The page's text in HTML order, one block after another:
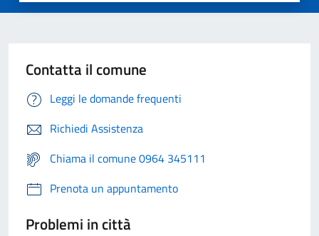
Contatta il comune
Leggi le domande frequenti
Richiedi Assistenza
Chiama il comune 0964 345111
Prenota un appuntamento
Problemi in città